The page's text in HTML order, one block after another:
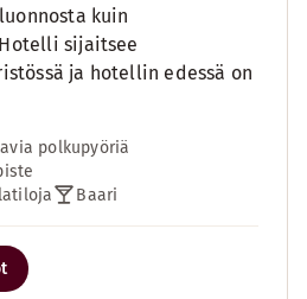
kuin
sijaitsee
ja hotellin edessä on
polkupyöriä
Baari